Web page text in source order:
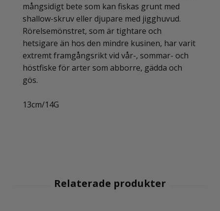
mångsidigt bete som kan fiskas grunt med
shallow-skruv eller djupare med jigghuvud.
Rörelsemönstret, som är tightare och
hetsigare än hos den mindre kusinen, har varit
extremt framgångsrikt vid vår-, sommar- och
höstfiske för arter som abborre, gädda och
gös.
13cm/14G